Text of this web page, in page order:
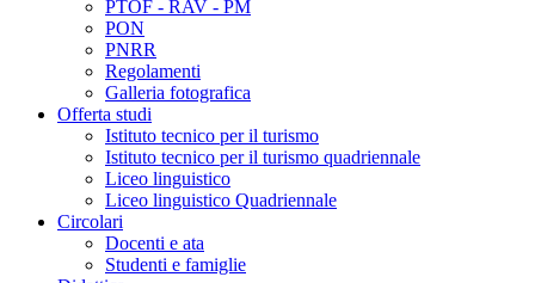
PTOF - RAV - PM
PON
PNRR
Regolamenti
Galleria fotografica
Offerta studi
Istituto tecnico per il turismo
Istituto tecnico per il turismo quadriennale
Liceo linguistico
Liceo linguistico Quadriennale
Circolari
Docenti e ata
Studenti e famiglie